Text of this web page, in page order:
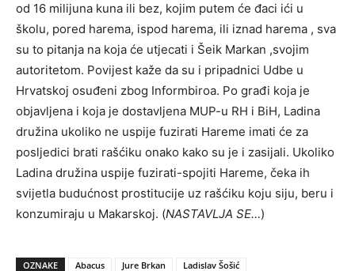
od 16 milijuna kuna ili bez, kojim putem će đaci ići u
školu, pored harema, ispod harema, ili iznad harema , sva
su to pitanja na koja će utjecati i Šeik Markan ,svojim
autoritetom. Povijest kaže da su i pripadnici Udbe u
Hrvatskoj osuđeni zbog Informbiroa. Po građi koja je
objavljena i koja je dostavljena MUP-u RH i BiH, Ladina
družina ukoliko ne uspije fuzirati Hareme imati će za
posljedici brati rašćiku onako kako su je i zasijali. Ukoliko
Ladina družina uspije fuzirati-spojiti Hareme, čeka ih
svijetla budućnost prostitucije uz rašćiku koju siju, beru i
konzumiraju u Makarskoj. (NASTAVLJA SE…)
OZNAKE Abacus Jure Brkan Ladislav Šošić